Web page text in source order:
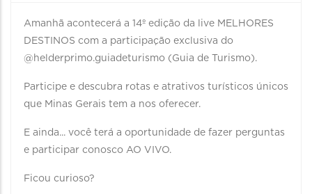
Amanhã acontecerá a 14º edição da live MELHORES
DESTINOS com a participação exclusiva do
@helderprimo.guiadeturismo (Guia de Turismo).
Participe e descubra rotas e atrativos turísticos únicos
que Minas Gerais tem a nos oferecer.
E ainda... você terá a oportunidade de fazer perguntas
e participar conosco AO VIVO.
Ficou curioso?